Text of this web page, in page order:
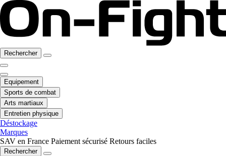
Rechercher
Equipement
Sports de combat
Arts martiaux
Entretien physique
Déstockage
Marques
SAV en France Paiement sécurisé Retours faciles
Rechercher